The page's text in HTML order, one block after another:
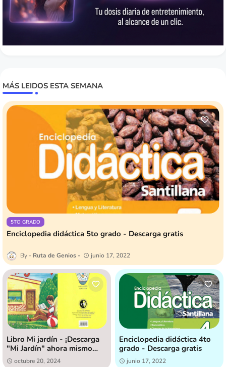
MÁS LEIDOS ESTA SEMANA
5TO GRADO
Enciclopedia didáctica 5to grado - Descarga gratis
Ruta de Genios junio 17, 2022
Libro Mi jardín - ¡Descarga
"Mi Jardín" ahora mismo
[GRATIS]!
octubre 20, 2024
Enciclopedia didáctica 4to
grado - Descarga gratis
junio 17, 2022